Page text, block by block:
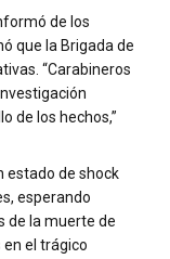
de los
que la Brigada de
“Carabineros
de los hechos,”
estado de shock
esperando
de la muerte de
en el trágico